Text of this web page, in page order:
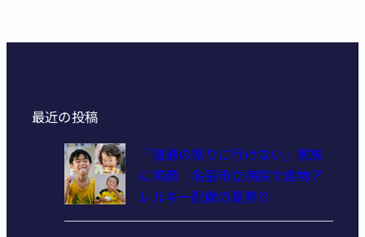
最近の投稿
「普通の祭りに行けない」家族
に笑顔 名張市立病院で食物ア
レルギー配慮の夏祭り